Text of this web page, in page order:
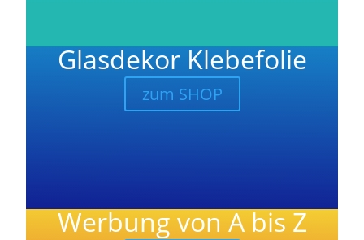
Glasdekor Klebefolie
zum SHOP
Werbung von A bis Z